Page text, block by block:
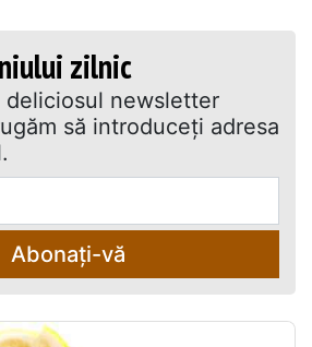
zilnic
deliciosul newsletter
să introduceţi adresa
Abonați-vă